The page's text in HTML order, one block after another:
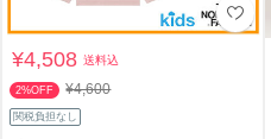
¥4,508送料込
2%OFF ¥4,600
関税負担なし